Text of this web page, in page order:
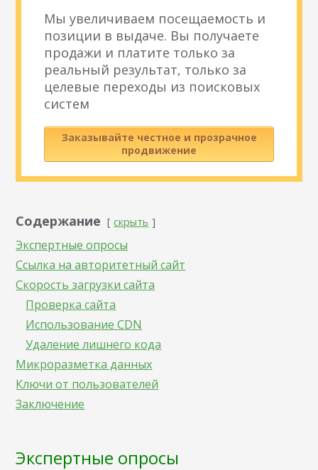
Мы увеличиваем посещаемость и
позиции в выдаче. Вы получаете
продажи и платите только за
реальный результат, только за
целевые переходы из поисковых
систем
Заказывайте честное и прозрачное
продвижение
Содержание скрыть
Экспертные опросы
Ссылка на авторитетный сайт
Скорость загрузки сайта
Проверка сайта
Использование CDN
Удаление лишнего кода
Микроразметка данных
Ключи от пользователей
Заключение
Экспертные опросы